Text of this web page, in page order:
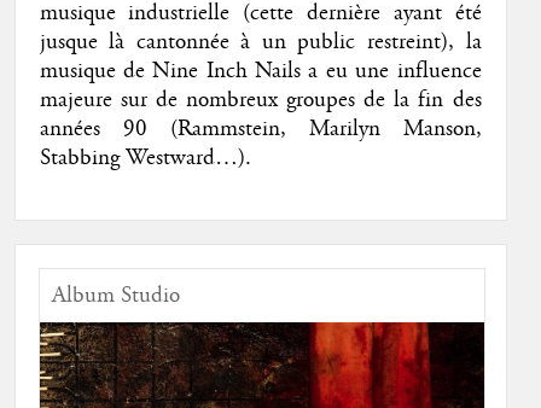
musique industrielle (cette dernière ayant été
jusque là cantonnée à un public restreint), la
musique de Nine Inch Nails a eu une influence
majeure sur de nombreux groupes de la fin des
années 90 (Rammstein, Marilyn Manson,
Stabbing Westward…).
Album Studio